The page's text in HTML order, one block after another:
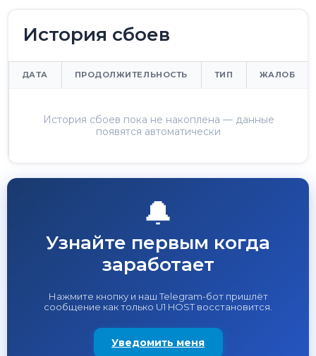
История сбоев
ДАТА ПРОДОЛЖИТЕЛЬНОСТЬ ТИП ЖАЛОБ
История сбоев пока не накоплена — данные
появятся автоматически
🔔
Узнайте первым когда
заработает
Нажмите кнопку и наш Telegram-бот пришлёт
сообщение как только U1 HOST восстановится.
Уведомить меня